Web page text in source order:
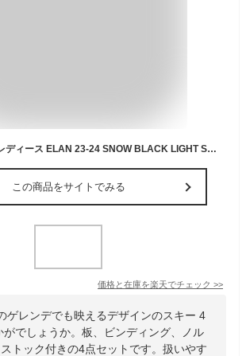
スキー 4点 セット レディース ELAN 23-24 SNOW BLACK LIGHT SHIFT 146/152cm 金具付き ノルディカブーツ付き ストック付き カービングスキー 初心者におすすめ 大人用 スキー福袋 【RCP】【メール便不可・宅配便配送】
この商品をサイトでみる
価格と在庫を楽天でチェック >>
ゲレンデでも映えるデザインのスキー 4
がでしょうか。板、ビンディング、ノル
トック付きの4点セットです。扱いやす